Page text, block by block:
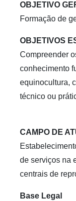
OBJETIVO
Formação de
OBJETIVOS
Compreender
conhecimento
equinocultura,
técnico ou
CAMPO DE
de serviços na
centrais de
Base Legal